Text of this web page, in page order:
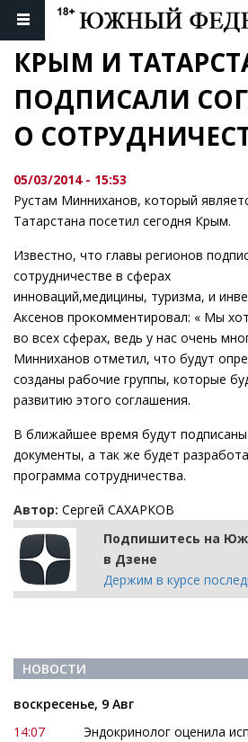
КРЫМ И
ПОДПИСАЛИ
О
05/03/2014 - 15:53
Рустам Минниханов, который
Татарстана посетил сегодня Крым.
Известно, что главы регионов
сотрудничестве в сферах
инноваций,медицины, туризма, и
Аксенов прокомментировал: « Мы
во всех сферах, ведь у нас очень
Минниханов отметил, что будут
созданы рабочие группы, которые
развитию этого соглашения.
В ближайшее время будут
документы, а так же будет
программа сотрудничества.
Автор: Сергей САХАРКОВ
Подпишитесь на
в Дзене
Держим в курсе
НОВОСТИ
воскресенье, 9 Авг
14:07
Эндокринолог оценила